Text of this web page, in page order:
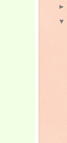
►
▼